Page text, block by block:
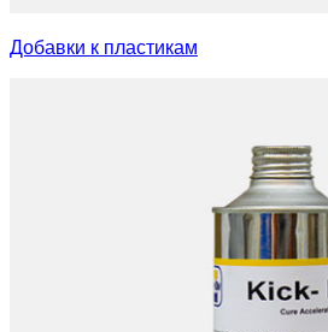
Добавки к пластикам